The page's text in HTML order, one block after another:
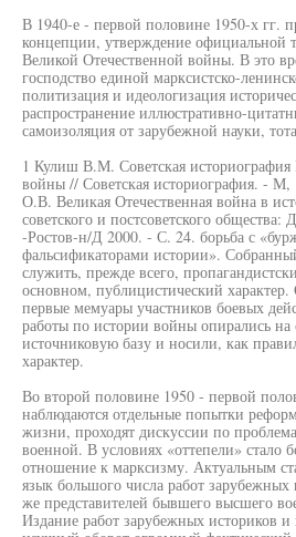
В 1940-е - первой половине 1950-х гг.
концепции, утверждение официальной
Великой Отечественной войны. В это
господство единой марксистско-
политизация и идеологизация
распространение иллюстративно-
самоизоляция от зарубежной науки,
1 Кулиш В.М. Советская историография
войны // Советская историография. -
О.В. Великая Отечественная война в
советского и постсоветского общества:
-Ростов-н/Д 2000. - С. 24. борьба с
фальсификаторами истории».
служить, прежде всего,
основном, публицистический характер.
первые мемуары участников боевых
работы по истории войны опирались на
источниковую базу и носили, как
характер.
Во второй половине 1950 - первой
наблюдаются отдельные попытки
жизни, проходят дискуссии по
военной. В условиях «оттепели» стало
отношение к марксизму. Актуальным
язык большого числа работ
же представителей бывшего высшего
Издание работ зарубежных историков